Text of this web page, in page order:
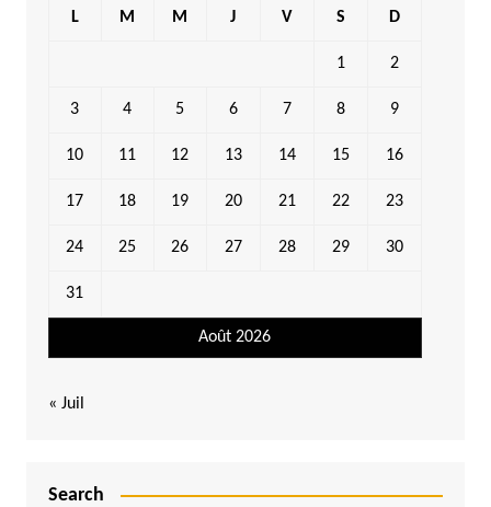
Août 2026
L M M J V S D
1 2
3 4 5 6 7 8 9
10 11 12 13 14 15 16
17 18 19 20 21 22 23
24 25 26 27 28 29 30
31
« Juil
Search